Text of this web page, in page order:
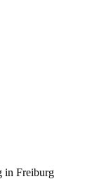
in Freiburg